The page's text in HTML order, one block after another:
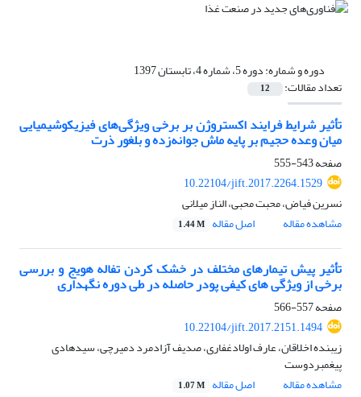
دوره و شماره:دوره 5، شماره 4، تابستان 1397
تعداد مقالات: 12
تأثیر شرایط فرایند اکستروژن بر برخی ویژگی‌های فیزیکوشیمیایی
میان وعده حجیم بر پایه ماش جوانه‌زده و بلغور ذرت
صفحه543-555
10.22104/jift.2017.2264.1529
نسرین فیاض، محبت محبی، الناز میلانی
مشاهده مقاله
اصل مقاله 1.44 M
تأثیر پیش تیمارهای مختلف در خشک کردن تفاله هویج و بررسی
برخی از ویژگی های کیفی پودر حاصله در طی دوره نگهداری
صفحه557-566
10.22104/jift.2017.2151.1494
زیبنده اخلاقان، عارف اولادغفاری، صدیف آزادمرد دمیرچی، سیدهادی
پیغمبردوست
مشاهده مقاله
اصل مقاله 1.07 M